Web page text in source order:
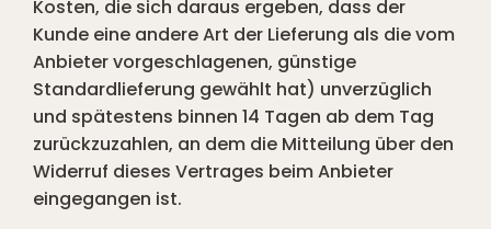
Kosten, die sich daraus ergeben, dass der
Kunde eine andere Art der Lieferung als die vom
Anbieter vorgeschlagenen, günstige
Standardlieferung gewählt hat) unverzüglich
und spätestens binnen 14 Tagen ab dem Tag
zurückzuzahlen, an dem die Mitteilung über den
Widerruf dieses Vertrages beim Anbieter
eingegangen ist.